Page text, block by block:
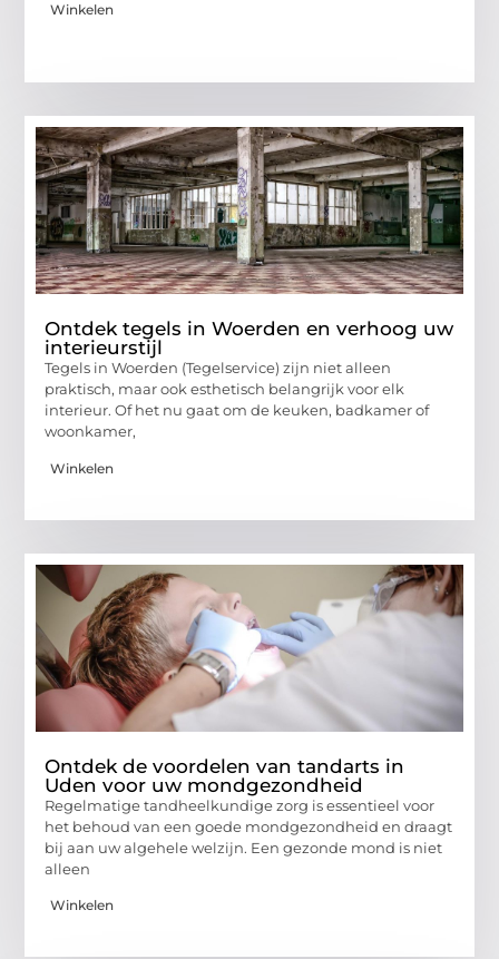
Winkelen
Ontdek tegels in Woerden en verhoog uw
interieurstijl
Tegels in Woerden (Tegelservice) zijn niet alleen
praktisch, maar ook esthetisch belangrijk voor elk
interieur. Of het nu gaat om de keuken, badkamer of
woonkamer,
Winkelen
Ontdek de voordelen van tandarts in
Uden voor uw mondgezondheid
Regelmatige tandheelkundige zorg is essentieel voor
het behoud van een goede mondgezondheid en draagt
bij aan uw algehele welzijn. Een gezonde mond is niet
alleen
Winkelen